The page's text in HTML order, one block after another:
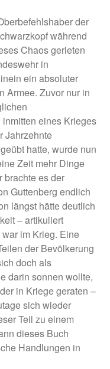
der
während
Chaos gerieten
in
ein absoluter
Armee. Zuvor nur in
eines Krieges
Jahrzehnte
hatte, wurde nun
Zeit mehr Dinge
brachte es der
Guttenberg endlich
längst hätte deutlich
– artikuliert
im Krieg. Eine
der Bevölkerung
doch als
darin sonnen wollte,
in Kriege geraten –
sich wieder
Teil zu einem
dieses Buch
Handlungen in